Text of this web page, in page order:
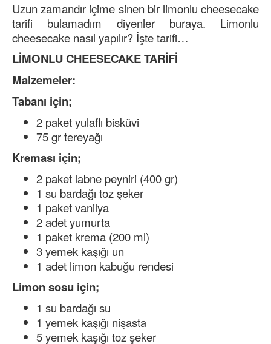
Uzun zamandır içime sinen bir limonlu cheesecake
tarifi bulamadım diyenler buraya. Limonlu
cheesecake nasıl yapılır? İşte tarifi…
LİMONLU CHEESECAKE TARİFİ
Malzemeler:
Tabanı için;
2 paket yulaflı bisküvi
75 gr tereyağı
Kreması için;
2 paket labne peyniri (400 gr)
1 su bardağı toz şeker
1 paket vanilya
2 adet yumurta
1 paket krema (200 ml)
3 yemek kaşığı un
1 adet limon kabuğu rendesi
Limon sosu için;
1 su bardağı su
1 yemek kaşığı nişasta
5 yemek kaşığı toz şeker